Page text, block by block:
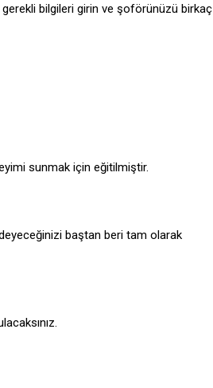
gerekli bilgileri girin ve şoförünüzü birkaç
sunmak için eğitilmiştir.
baştan beri tam olarak